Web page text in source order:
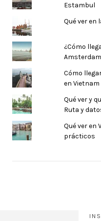
Estambul
Qué ver en
¿Cómo
Cómo
en Vietnam
Qué ver y
Ruta y
Qué ver en
prácticos